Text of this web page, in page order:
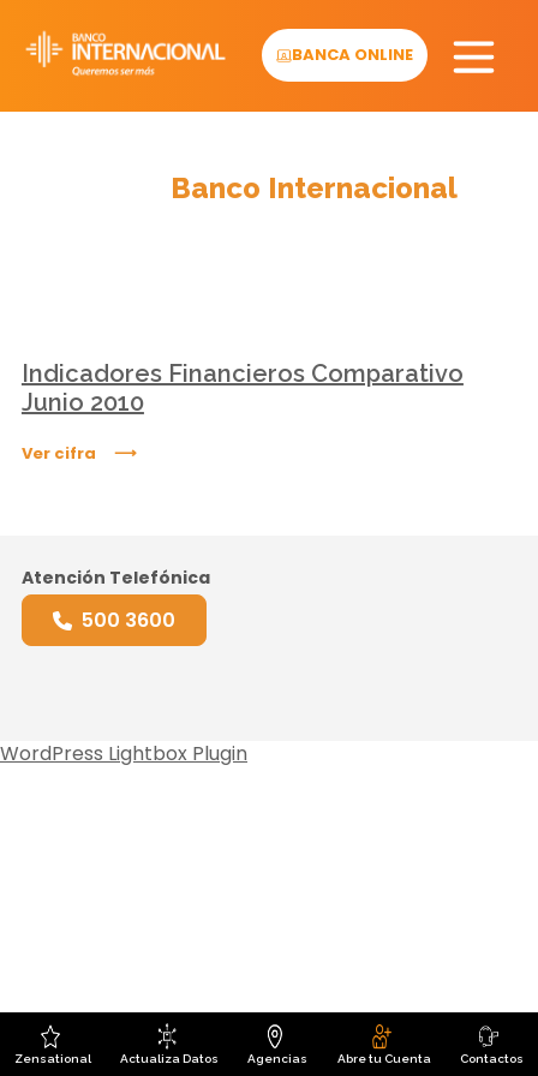
content
BANCA ONLINE
Banco Internacional
Indicadores Financieros Comparativo
Junio 2010
Ver cifra
Atención Telefónica
500 3600
Zensational Actualiza Datos Agencias Abre tu Cuenta Contactos
WordPress Lightbox Plugin